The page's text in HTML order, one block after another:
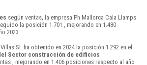
según ventas, la empresa Ph Mallorca Cala Llamps
la posición 1.701 , mejorando en 1.480
2023.
Sl. ha obtenido en 2024 la posición 1.292 en el
Sector construcción de edificios
, mejorando en 1.406 posiciones respecto al año